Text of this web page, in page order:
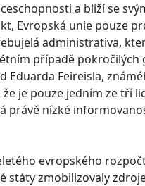
a blíží se
Evropská unie pouze
administrativa,
případě pokročilých
Feireisla,
je pouze jedním ze tří
právě nízké
evropského
státy zmobilizovaly